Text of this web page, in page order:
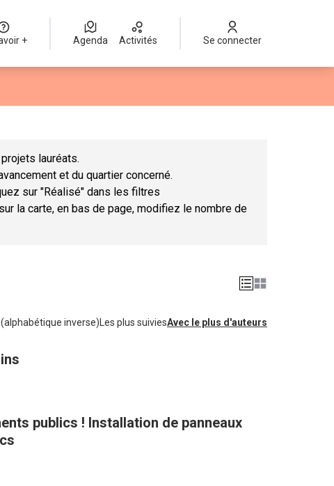
+ Agenda Activités Se connecter
lauréats.
et du quartier concerné.
sur "Réalisé" dans les filtres
la carte, en bas de page, modifiez le nombre de
inverse) Les plus suiviesAvec le plus d'auteurs
publics ! Installation de panneaux